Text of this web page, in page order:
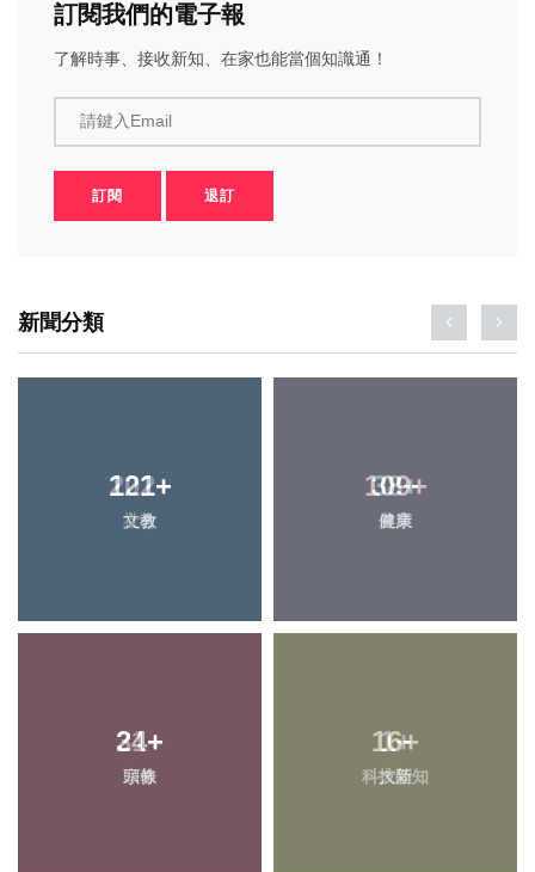
訂閱我們的電子報
了解時事、接收新知、在家也能當個知識通！
請鍵入Email
訂閱 退訂
新聞分類
202+
社會
38+
農業
31+
宗教
1+
大陸